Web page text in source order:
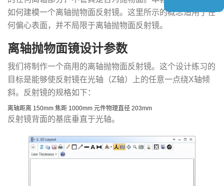
如何建模一个离轴抛物面反射镜。这里所示的概念适用于任
何偏心表面，并不局限于离轴抛物面反射镜。
离轴抛物面镜设计参数
我们将制作一个商用的离轴抛物面反射镜。这个设计练习的
目标是能够使反射镜在光轴（Z轴）上的任意一点绕X轴倾
斜。反射镜的规格如下：
离轴距离 150mm 焦距 1000mm 元件物理直径 203mm
反射镜背面的基底垂直于光轴。